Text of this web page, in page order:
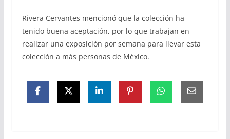
Rivera Cervantes mencionó que la colección ha
tenido buena aceptación, por lo que trabajan en
realizar una exposición por semana para llevar esta
colección a más personas de México.